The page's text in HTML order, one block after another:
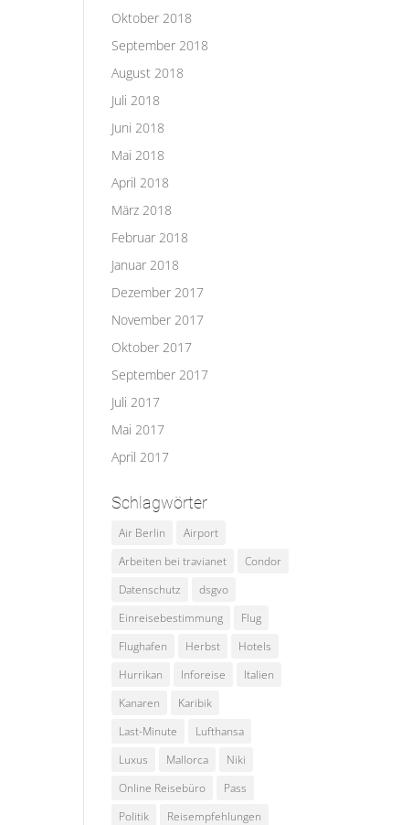
Oktober 2018
September 2018
August 2018
Juli 2018
Juni 2018
Mai 2018
April 2018
März 2018
Februar 2018
Januar 2018
Dezember 2017
November 2017
Oktober 2017
September 2017
Juli 2017
Mai 2017
April 2017
Schlagwörter
Air Berlin
Airport
Arbeiten bei travianet
Condor
Datenschutz
dsgvo
Einreisebestimmung
Flug
Flughafen
Herbst
Hotels
Hurrikan
Inforeise
Italien
Kanaren
Karibik
Last-Minute
Lufthansa
Luxus
Mallorca
Niki
Online Reisebüro
Pass
Politik
Reisempfehlungen